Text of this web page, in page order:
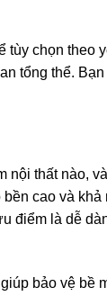
tùy chọn
tổng thể.
nội thất nào,
cao và
điểm là dễ
bảo vệ bề